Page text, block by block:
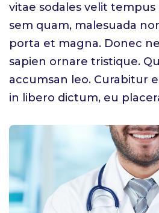
vitae sodales velit tempus
sem quam, malesuada
porta et magna. Donec
sapien ornare tristique.
accumsan leo. Curabitur
in libero dictum, eu